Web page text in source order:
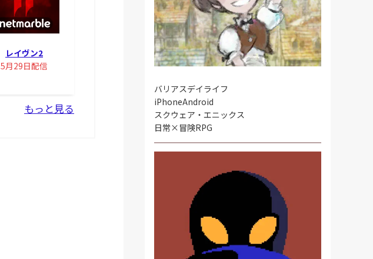
レイヴン2
5月29日配信
もっと見る
バリアスデイライフ
iPhoneAndroid
スクウェア・エニックス
日常×冒険RPG